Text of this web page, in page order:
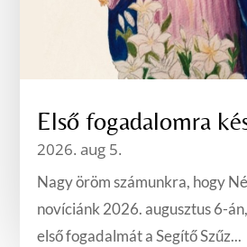
Első fogadalomra
2026. aug 5.
Nagy öröm számunkra, hogy
novíciánk 2026. augusztus 6-
első fogadalmát a Segítő Szűz...